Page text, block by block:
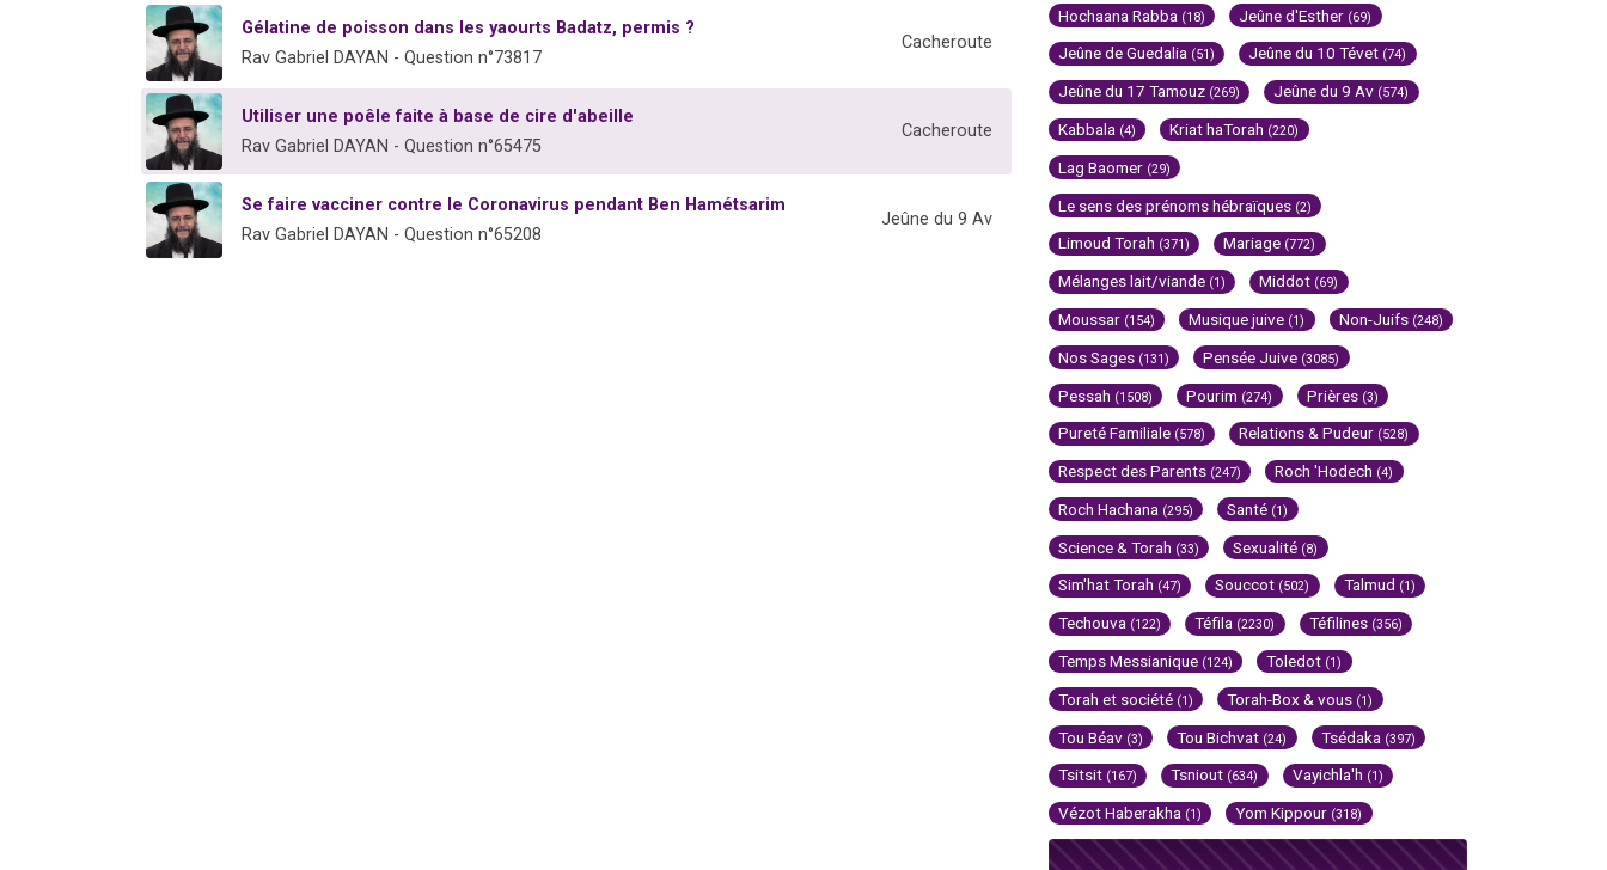
Gélatine de poisson dans les yaourts Badatz, permis ?
Rav Gabriel DAYAN - Question n°73817
Cacheroute
Utiliser une poêle faite à base de cire d'abeille
Rav Gabriel DAYAN - Question n°65475
Cacheroute
Se faire vacciner contre le Coronavirus pendant Ben Hamétsarim
Rav Gabriel DAYAN - Question n°65208
Jeûne du 9 Av
Hochaana Rabba (18) Jeûne d'Esther (69)
Jeûne de Guedalia (51) Jeûne du 10 Tévet (74)
Jeûne du 17 Tamouz (269) Jeûne du 9 Av (574)
Kabbala (4) Kriat haTorah (220)
Lag Baomer (29)
Le sens des prénoms hébraïques (2)
Limoud Torah (371) Mariage (772)
Mélanges lait/viande (1) Middot (69)
Moussar (154) Musique juive (1) Non-Juifs (248)
Nos Sages (131) Pensée Juive (3085)
Pessah (1508) Pourim (274) Prières (3)
Pureté Familiale (578) Relations & Pudeur (528)
Respect des Parents (247) Roch 'Hodech (4)
Roch Hachana (295) Santé (1)
Science & Torah (33) Sexualité (8)
Sim'hat Torah (47) Souccot (502) Talmud (1)
Techouva (122) Téfila (2230) Téfilines (356)
Temps Messianique (124) Toledot (1)
Torah et société (1) Torah-Box & vous (1)
Tou Béav (3) Tou Bichvat (24) Tsédaka (397)
Tsitsit (167) Tsniout (634) Vayichla'h (1)
Vézot Haberakha (1) Yom Kippour (318)